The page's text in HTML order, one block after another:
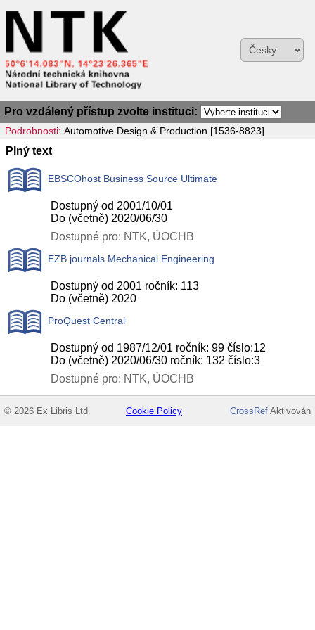
Pro vzdálený přístup zvolte instituci:
Podrobnosti: Automotive Design & Production [1536-8823]
Plný text
EBSCOhost Business Source Ultimate
Dostupný od 2001/10/01
Do (včetně) 2020/06/30
Dostupné pro: NTK, ÚOCHB
EZB journals Mechanical Engineering
Dostupný od 2001 ročník: 113
Do (včetně) 2020
ProQuest Central
Dostupný od 1987/12/01 ročník: 99 číslo:12
Do (včetně) 2020/06/30 ročník: 132 číslo:3
Dostupné pro: NTK, ÚOCHB
© 2026 Ex Libris Ltd. Cookie Policy CrossRefAktivován